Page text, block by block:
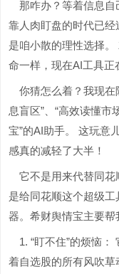
那咋办？等着信息自
靠人肉盯盘的时代已
是咱小散的理性选择
命一样，现在AI工具正
你猜怎么着？我现在
息盲区”、“高效读懂市
宝”的AI助手。 这玩意
感真的减轻了大半！
它不是用来代替同
是给同花顺这个超级
器。希财舆情宝主要帮
1. “盯不住”的烦恼
着自选股的所有风吹草